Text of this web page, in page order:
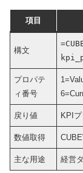
項目
構文
プロパテ
ィ番号
戻り値 KPI
数値取得
主な用途 経営